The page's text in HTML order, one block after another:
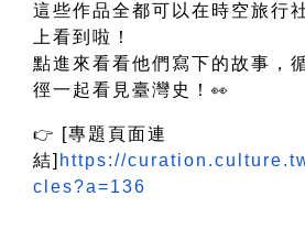
這些作品全都可以在時空旅行
上看到啦！
點進來看看他們寫下的故事，
徑一起看見臺灣史！ 👀
👉 [專題頁面連
結] https://
cles?a=136